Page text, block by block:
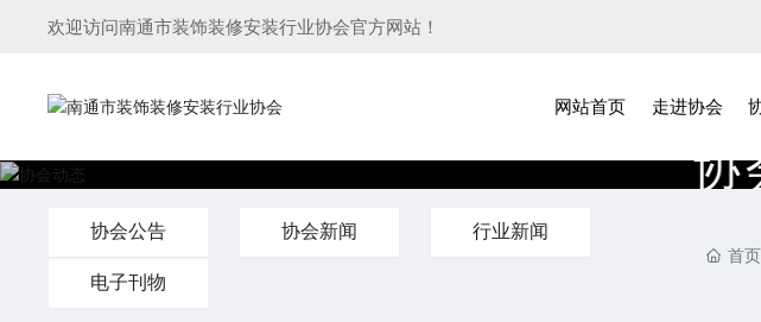
欢迎访问南通市装饰装修安装行业协会官方网站！
网站首页 走进协会
协
协会公告 协会新闻 行业新闻
电子刊物
首页